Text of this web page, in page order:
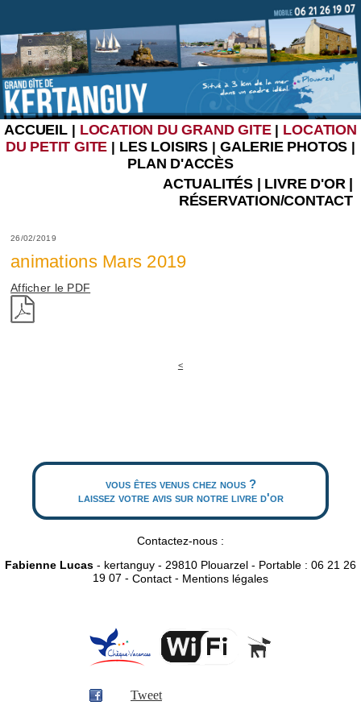
ACCUEIL| LOCATION DU GRAND GITE| LOCATION
DU PETIT GITE | LES LOISIRS | GALERIE PHOTOS |
PLAN D'ACCÈS
ACTUALITÉS| LIVRE D'OR|
RÉSERVATION/CONTACT
26/02/2019
animations Mars 2019
Afficher le PDF
<
vous êtes venus chez nous ?
laissez votre avis sur notre livre d'or
Contactez-nous :
Fabienne Lucas - kertanguy - 29810 Plouarzel - Portable : 06 21 26
19 07 - Contact - Mentions légales
Tweet